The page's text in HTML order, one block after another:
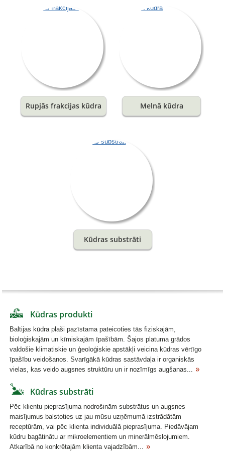
Rupjās frakcijas kūdra Melnā kūdra
Kūdras substrāti
Kūdras produkti
Baltijas kūdra plaši pazīstama pateicoties tās fiziskajām,
bioloģiskajām un ķīmiskajām īpašībām. Šajos platuma grādos
valdošie klimatiskie un ģeoloģiskie apstākļi veicina kūdras vērtīgo
īpašību veidošanos. Svarīgākā kūdras sastāvdaļa ir organiskās
vielas, kas veido augsnes struktūru un ir nozīmīgs augšanas...
Kūdras substrāti
Pēc klientu pieprasījuma nodrošinām substrātus un augsnes
maisījumus balstoties uz jau mūsu uzņēmumā izstrādātām
receptūrām, vai pēc klienta individuālā pieprasījuma. Piedāvājam
kūdru bagātinātu ar mikroelementiem un minerālmēslojumiem.
Atkarībā no konkrētajām klienta vajadzībām...